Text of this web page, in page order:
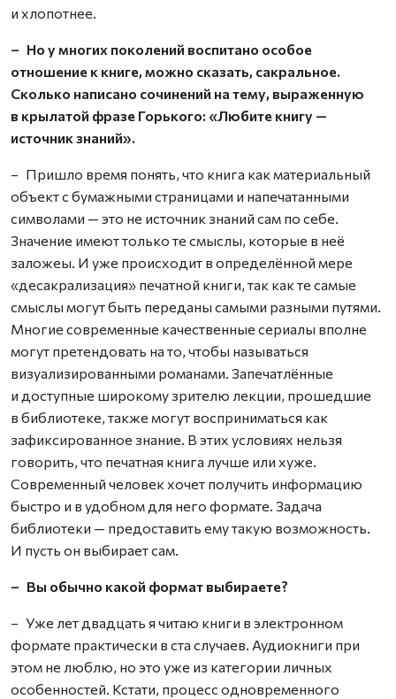
и хлопотнее.
– Но у многих поколений воспитано особое
отношение к книге, можно сказать, сакральное.
Сколько написано сочинений на тему, выраженную
в крылатой фразе Горького: «Любите книгу —
источник знаний».
– Пришло время понять, что книга как материальный
объект с бумажными страницами и напечатанными
символами — это не источник знаний сам по себе.
Значение имеют только те смыслы, которые в неё
заложеы. И уже происходит в определённой мере
«десакрализация» печатной книги, так как те самые
смыслы могут быть переданы самыми разными путями.
Многие современные качественные сериалы вполне
могут претендовать на то, чтобы называться
визуализированными романами. Запечатлённые
и доступные широкому зрителю лекции, прошедшие
в библиотеке, также могут восприниматься как
зафиксированное знание. В этих условиях нельзя
говорить, что печатная книга лучше или хуже.
Современный человек хочет получить информацию
быстро и в удобном для него формате. Задача
библиотеки — предоставить ему такую возможность.
И пусть он выбирает сам.
– Вы обычно какой формат выбираете?
– Уже лет двадцать я читаю книги в электронном
формате практически в ста случаев. Аудиокниги при
этом не люблю, но это уже из категории личных
особенностей. Кстати, процесс одновременного